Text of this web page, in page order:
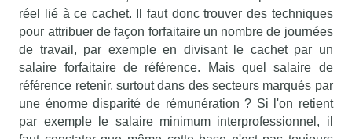
réel lié à ce cachet. Il faut donc trouver des techniques
pour attribuer de façon forfaitaire un nombre de journées
de travail, par exemple en divisant le cachet par un
salaire forfaitaire de référence. Mais quel salaire de
référence retenir, surtout dans des secteurs marqués par
une énorme disparité de rémunération ? Si l'on retient
par exemple le salaire minimum interprofessionnel, il